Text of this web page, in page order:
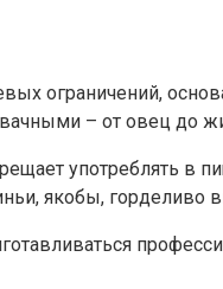
ограничений,
– от овец до
употреблять
якобы, горделиво